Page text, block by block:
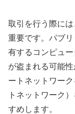
取引を行う際に
重要です。パブ
有するコンピュ
が盗まれる可能
ートネットワー
トネットワーク
すめします。